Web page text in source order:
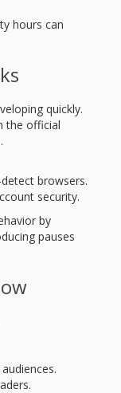
hours can
quickly.
the official
browsers.
security.
by
pauses